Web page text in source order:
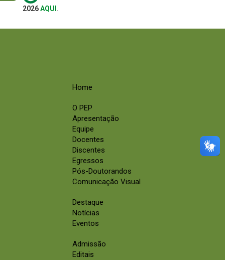
2026AQUI .
Home
O PEP
Apresentação
Equipe
Docentes
Discentes
Egressos
Pós-Doutorandos
Comunicação Visual
Destaque
Notícias
Eventos
Admissão
Editais